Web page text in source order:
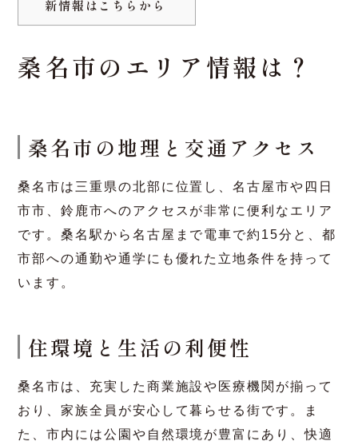
6.3子育て世代に人
りとデザイン提案
る補助金が豊富！
8三重県の工務店・諸戸
アイサン住拓について
8.1諸戸の町家ネオ 最
新情報はこちらから
桑名市の地理と交通アクセス
桑名市は三重県の北部に位置し、名古屋市や四日